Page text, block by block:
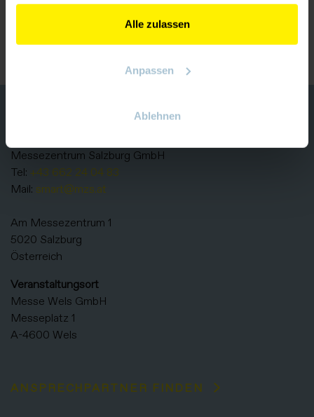
gesammelt haben.
Alle zulassen
Anpassen
Ablehnen
Messezentrum Salzburg GmbH
Tel: +43 662 24 04 83
Mail: smart@mzs.at
Am Messezentrum 1
5020 Salzburg
Österreich
Veranstaltungsort
Messe Wels GmbH
Messeplatz 1
A-4600 Wels
ANSPRECHPARTNER FINDEN